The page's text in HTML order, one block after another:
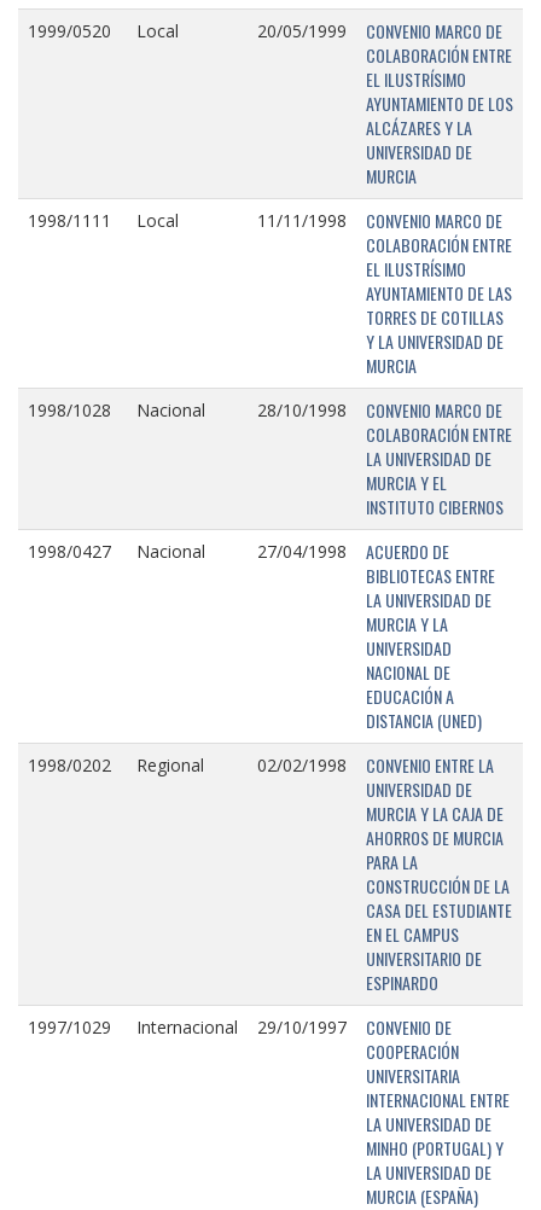
1999/0520 Local 20/05/1999
CONVENIO MARCO DE
COLABORACIÓN ENTRE
EL ILUSTRÍSIMO
AYUNTAMIENTO DE LOS
ALCÁZARES Y LA
UNIVERSIDAD DE
MURCIA
1998/1111 Local 11/11/1998
CONVENIO MARCO DE
COLABORACIÓN ENTRE
EL ILUSTRÍSIMO
AYUNTAMIENTO DE LAS
TORRES DE COTILLAS
Y LA UNIVERSIDAD DE
MURCIA
1998/1028 Nacional 28/10/1998
CONVENIO MARCO DE
COLABORACIÓN ENTRE
LA UNIVERSIDAD DE
MURCIA Y EL
INSTITUTO CIBERNOS
1998/0427 Nacional 27/04/1998
ACUERDO DE
BIBLIOTECAS ENTRE
LA UNIVERSIDAD DE
MURCIA Y LA
UNIVERSIDAD
NACIONAL DE
EDUCACIÓN A
DISTANCIA (UNED)
1998/0202 Regional 02/02/1998
CONVENIO ENTRE LA
UNIVERSIDAD DE
MURCIA Y LA CAJA DE
AHORROS DE MURCIA
PARA LA
CONSTRUCCIÓN DE LA
CASA DEL ESTUDIANTE
EN EL CAMPUS
UNIVERSITARIO DE
ESPINARDO
1997/1029 Internacional 29/10/1997
CONVENIO DE
COOPERACIÓN
UNIVERSITARIA
INTERNACIONAL ENTRE
LA UNIVERSIDAD DE
MINHO (PORTUGAL) Y
LA UNIVERSIDAD DE
MURCIA (ESPAÑA)